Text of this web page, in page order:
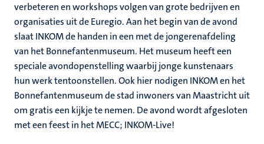
verbeteren en workshops volgen van grote bedrijven en
organisaties uit de Euregio. Aan het begin van de avond
slaat INKOM de handen in een met de jongerenafdeling
van het Bonnefantenmuseum. Het museum heeft een
speciale avondopenstelling waarbij jonge kunstenaars
hun werk tentoonstellen. Ook hier nodigen INKOM en het
Bonnefantenmuseum de stad inwoners van Maastricht uit
om gratis een kijkje te nemen. De avond wordt afgesloten
met een feest in het MECC; INKOM-Live!